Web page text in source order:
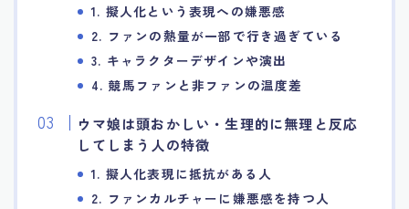
1. 擬人化という表現への嫌悪感
2. ファンの熱量が一部で行き過ぎている
3. キャラクターデザインや演出
4. 競馬ファンと非ファンの温度差
ウマ娘は頭おかしい・生理的に無理と反応
してしまう人の特徴
1. 擬人化表現に抵抗がある人
2. ファンカルチャーに嫌悪感を持つ人